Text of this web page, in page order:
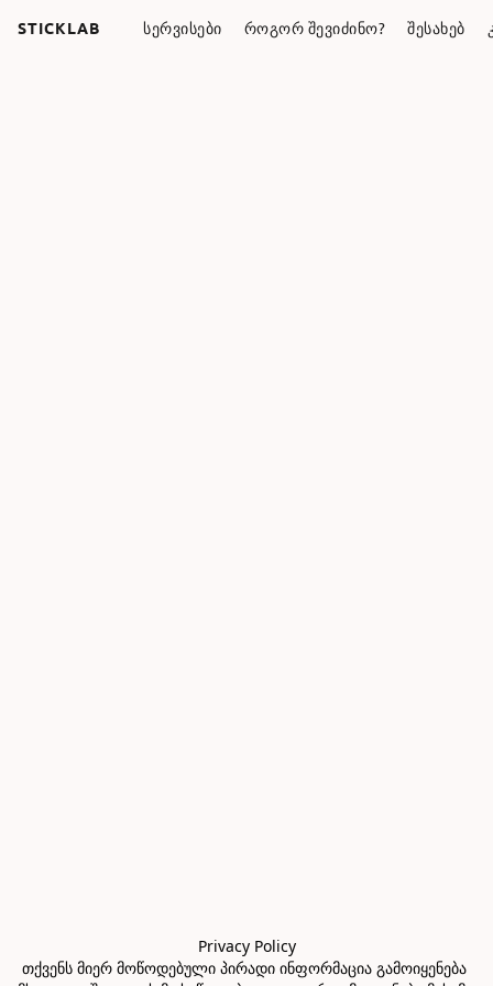
STICKLAB ᲡᲔᲠᲕᲘᲡᲔᲑᲘ ᲠᲝᲒᲝᲠ ᲨᲔᲕᲘᲫᲘᲜᲝ? ᲨᲔᲡᲐᲮᲔᲑ
Privacy Policy
თქვენს მიერ მოწოდებული პირადი ინფორმაცია გამოიყენება